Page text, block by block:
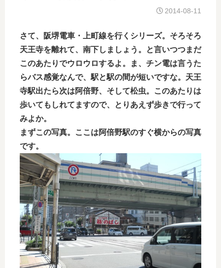
2014-08-11
さて、阪堺電車・上町線を行くシリーズ。そろそろ
天王寺を離れて、南下しましょう。と言いつつまだ
このあたりでウロウロするよ。ま、チン電は言うた
らバス感覚なんで、駅と駅の間が短いですな。天王
寺駅出たら次は阿倍野、そして松虫。このあたりは
歩いてもしれてますので、とりあえず歩きで行って
みよか。
まずこの写真。ここは阿倍野駅のすぐ横からの写真
です。